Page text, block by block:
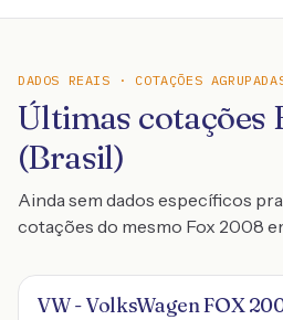
DADOS REAIS · COTAÇÕES
Últimas cotações
(Brasil)
Ainda sem dados específicos
cotações do mesmo Fox 2008
VW - VolksWagen FOX